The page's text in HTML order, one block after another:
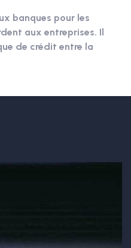
banques pour les
aux entreprises. Il
de crédit entre la